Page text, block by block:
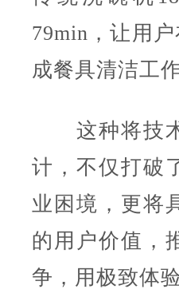
79min，让用
成餐具清洁工作
这种将技术
计，不仅打破
业困境，更将
的用户价值，
争，用极致体